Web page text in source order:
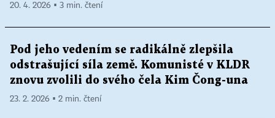
20. 4. 2026 ▪ 3 min. čtení
Pod jeho vedením se radikálně zlepšila
odstrašující síla země. Komunisté v KLDR
znovu zvolili do svého čela Kim Čong-una
23. 2. 2026 ▪ 2 min. čtení